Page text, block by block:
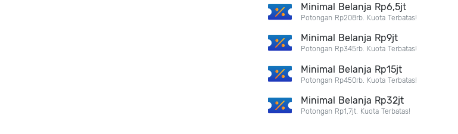
Minimal Belanja Rp6,5jt
Potongan Rp208rb. Kuota Terbatas!
Minimal Belanja Rp9jt
Potongan Rp345rb. Kuota Terbatas!
Minimal Belanja Rp15jt
Potongan Rp450rb. Kuota Terbatas!
Minimal Belanja Rp32jt
Potongan Rp1,7jt. Kuota Terbatas!